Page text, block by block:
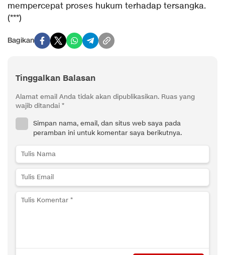
mempercepat proses hukum terhadap tersangka.
(***)
Bagikan
Tinggalkan Balasan
Alamat email Anda tidak akan dipublikasikan. Ruas yang
wajib ditandai *
Simpan nama, email, dan situs web saya pada
peramban ini untuk komentar saya berikutnya.